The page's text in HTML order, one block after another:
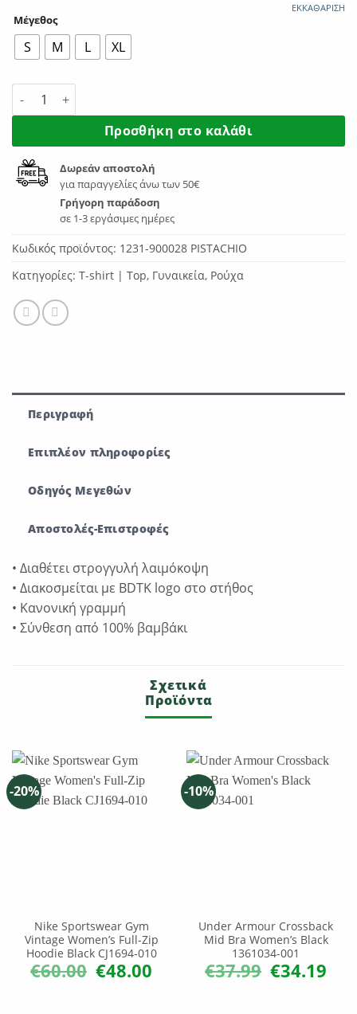
Μέγεθος
S M L XL
ΕΚΚΑΘΆΡΙΣΗ
BodyTalk Γυναικείο T-shirt με Στάμπα Pistachio 1231-900028
Προσθήκη στο καλάθι
Δωρεάν αποστολή
για παραγγελίες άνω των 50€
Γρήγορη παράδοση
σε 1-3 εργάσιμες ημέρες
Κωδικός προϊόντος: 1231-900028 PISTACHIO
Κατηγορίες: T-shirt | Top, Γυναικεία, Ρούχα
Περιγραφή
Επιπλέον πληροφορίες
Οδηγός Μεγεθών
Αποστολές-Επιστροφές
• Διαθέτει στρογγυλή λαιμόκοψη
• Διακοσμείται με BDTK logo στο στήθος
• Kανονική γραμμή
• Σύνθεση από 100% βαμβάκι
Σχετικά
Προϊόντα
-20%
Nike Sportswear Gym
Vintage Women’s Full-Zip
Hoodie Black CJ1694-010
€60.00 Original
price
€48.00Η
τρέχουσα
-10%
Under Armour Crossback
Mid Bra Women’s Black
1361034-001
€37.99 Original
price
€34.19Η